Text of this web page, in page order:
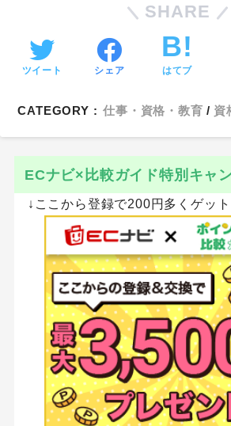
SHARE
ツイート シェア はてブ
CATEGORY : 仕事・資格・教育 資
ECナビ×比較ガイド特別キャ
↓ここから登録で200円多くゲット